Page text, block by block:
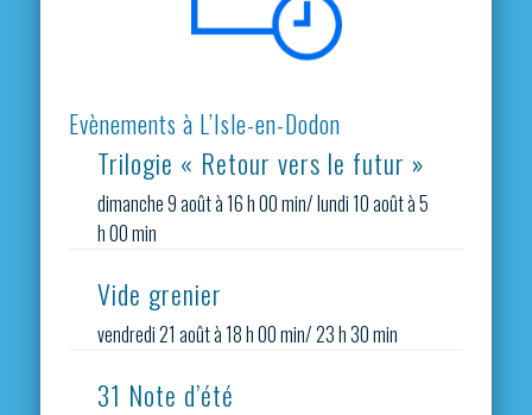
Evènements à L’Isle-en-Dodon
Trilogie « Retour vers le futur »
dimanche 9 août à 16 h 00 min/lundi 10 août à 5
h 00 min
Vide grenier
vendredi 21 août à 18 h 00 min/23 h 30 min
31 Note d’été